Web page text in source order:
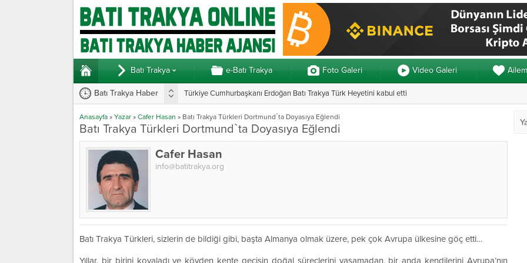
Batı Trakya e-Batı Trakya Foto Galeri Video Galeri Ailem
Batı Trakya Haber Türkiye Cumhurbaşkanı Erdoğan Batı Trakya Türk Heyetini kabul etti
Anasayfa » Yazar » Cafer Hasan » Batı Trakya Türkleri Dortmund`ta Doyasıya Eğlendi
Batı Trakya Türkleri Dortmund`ta Doyasıya Eğlendi
Cafer Hasan
info@batitrakya.org
Batı Trakya Türkleri, sizlerin de bildiği gibi, başta Almanya olmak üzere, pek çok Avrupa ülkesine göç etti…
Yıllar, bir birini kovaladı ve köyden kente geçişin doğal süreçlerini yaşamadan, bir anda kendilerini Avrupa’nın